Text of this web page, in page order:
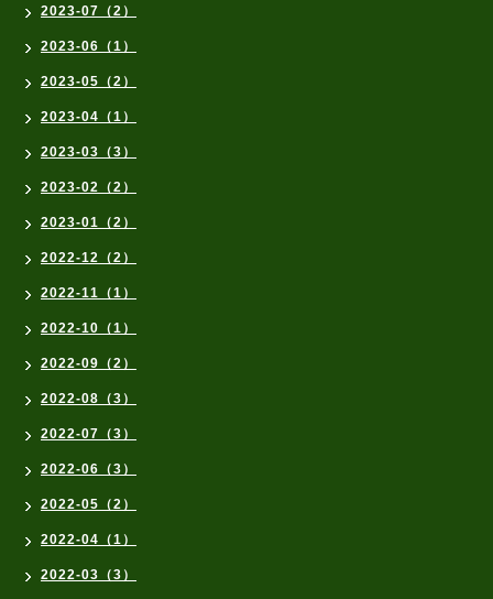
2023-07（2）
2023-06（1）
2023-05（2）
2023-04（1）
2023-03（3）
2023-02（2）
2023-01（2）
2022-12（2）
2022-11（1）
2022-10（1）
2022-09（2）
2022-08（3）
2022-07（3）
2022-06（3）
2022-05（2）
2022-04（1）
2022-03（3）